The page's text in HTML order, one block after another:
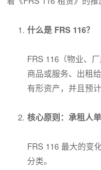
什么是 FRS 116？
FRS 116（物业、
商品或服务、出租
有形资产，并且预
核心原则：承租人
FRS 116 最大的变
分类。